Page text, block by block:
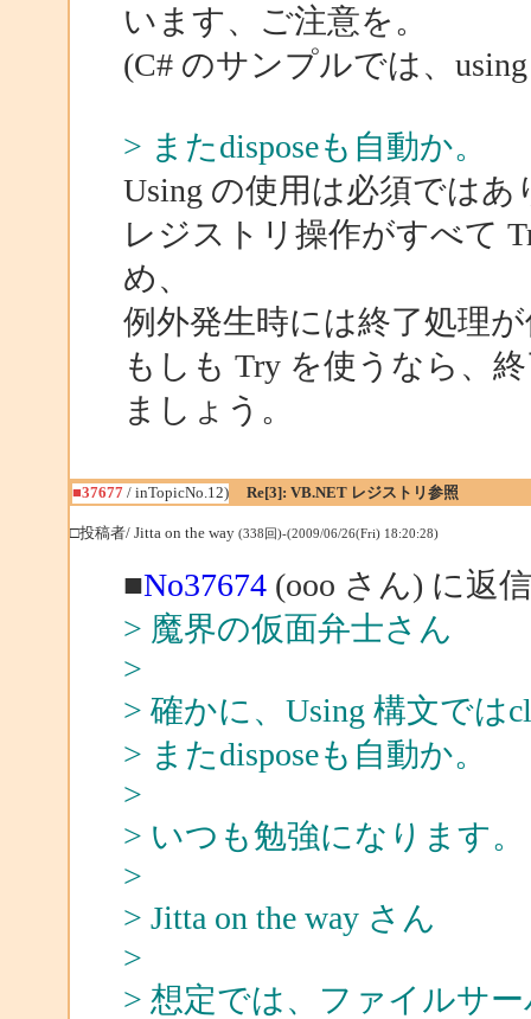
います、ご注意を。
(C# のサンプルでは、
> またdisposeも自動か。
Using の使用は必須では
レジストリ操作がすべて
め、
例外発生時には終了処理
もしも Try を使うなら、
ましょう。
■37677/ inTopicNo.12) Re[3]: VB.NET レジストリ参照
□投稿者/ Jitta on the way (338回)-(2009/06/26(Fri) 18:20:28)
■No37674(ooo さん) に返信
> 魔界の仮面弁士さん
>
> 確かに、Using 構文では
> またdisposeも自動か。
>
> いつも勉強になります。
>
> Jitta on the way さん
>
> 想定では、ファイルサ